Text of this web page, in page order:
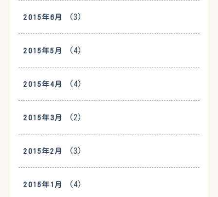
2015年6月 (3)
2015年5月 (4)
2015年4月 (4)
2015年3月 (2)
2015年2月 (3)
2015年1月 (4)